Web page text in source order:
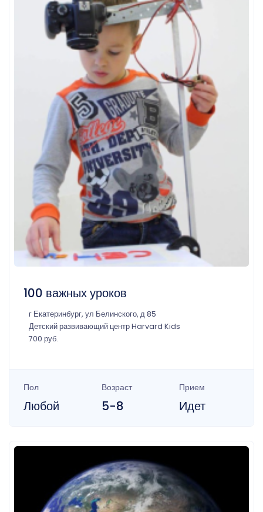
100 важных уроков
г Екатеринбург, ул Белинского, д 85
Детский развивающий центр Harvard Kids
700 руб.
Пол
Любой
Возраст
5-8
Прием
Идет